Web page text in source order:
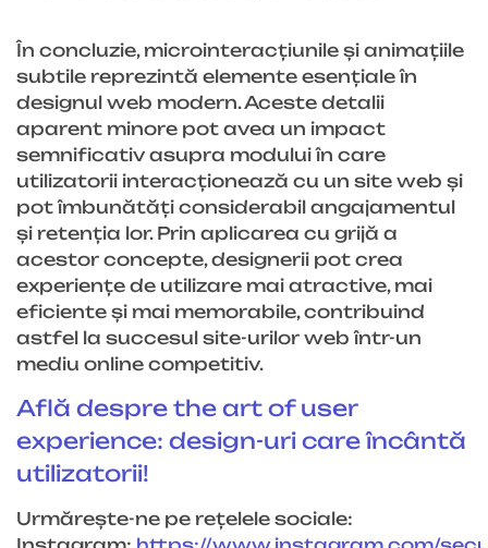
În concluzie, microinteracțiunile și animațiile
subtile reprezintă elemente esențiale în
designul web modern. Aceste detalii
aparent minore pot avea un impact
semnificativ asupra modului în care
utilizatorii interacționează cu un site web și
pot îmbunătăți considerabil angajamentul
și retenția lor. Prin aplicarea cu grijă a
acestor concepte, designerii pot crea
experiențe de utilizare mai atractive, mai
eficiente și mai memorabile, contribuind
astfel la succesul site-urilor web într-un
mediu online competitiv.
Află despre the art of user
experience: design-uri care încântă
utilizatorii!
Urmărește-ne pe rețelele sociale: